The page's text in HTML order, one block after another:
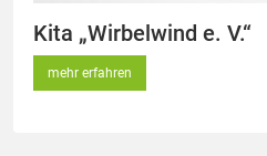
Kita „Wirbelwind e. V.“
mehr erfahren